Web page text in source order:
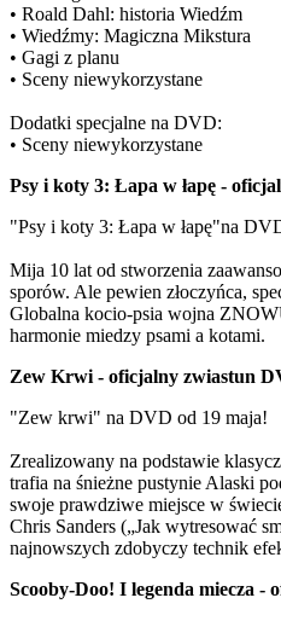
• Roald Dahl: historia Wiedźm
• Wiedźmy: Magiczna Mikstura
• Gagi z planu
• Sceny niewykorzystane
Dodatki specjalne na DVD:
• Sceny niewykorzystane
Psy i koty 3: Łapa w łapę -
"Psy i koty 3: Łapa w łapę"na
Mija 10 lat od stworzenia
sporów. Ale pewien złoczyńca,
Globalna kocio-psia wojna
harmonie miedzy psami a kotami.
Zew Krwi - oficjalny zwiastun
"Zew krwi" na DVD od 19 maja!
Zrealizowany na podstawie
trafia na śnieżne pustynie Alaski
swoje prawdziwe miejsce w
Chris Sanders („Jak wytresować
najnowszych zdobyczy technik
Scooby-Doo! I legenda miecza